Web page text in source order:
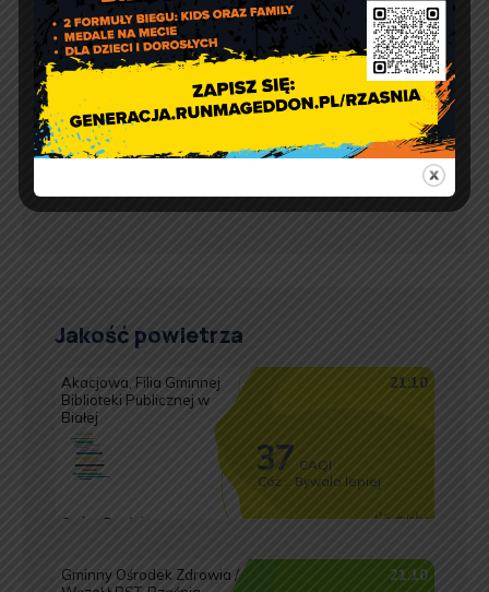
adres email:gmina@rzasnia.pl
tel. 44 631-71-22 (biuro podawcze)
Godziny otwarcia Urzędu:
pon.: 9:00 – 17:00
Jakość powietrza